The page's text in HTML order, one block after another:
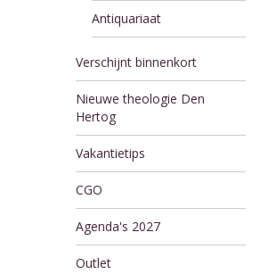
Antiquariaat
Verschijnt binnenkort
Nieuwe theologie Den
Hertog
Vakantietips
CGO
Agenda's 2027
Outlet